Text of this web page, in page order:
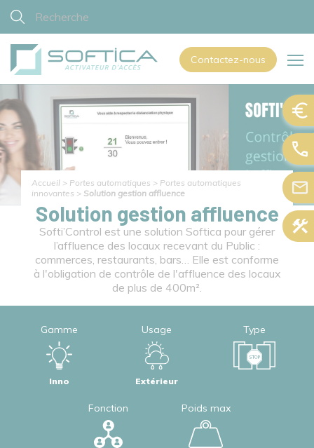
Contactez-nous
Accueil > Portes automatiques > Portes automatiques
innovantes > Solution gestion affluence
Solution gestion affluence
Softi’Control est une solution Softica pour gérer
l’affluence des locaux recevant du Public :
commerces, restaurants, bars… Elle est conforme
à l'obligation de contrôle de l'affluence des locaux
de plus de 400m².
Gamme
Inno
Usage
Extérieur
Type
Fonction Poids max